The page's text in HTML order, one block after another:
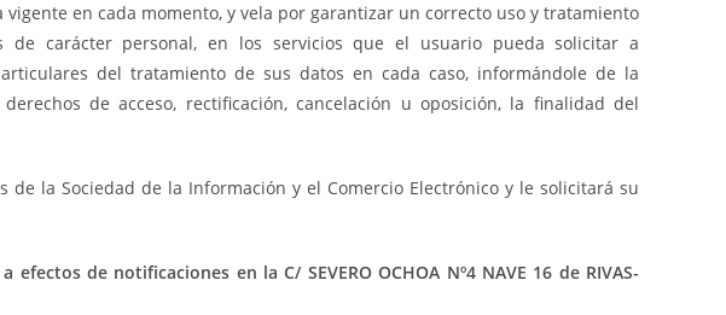
en cada momento, y vela por garantizar un correcto uso y tratamiento
carácter personal, en los servicios que el usuario pueda solicitar a
del tratamiento de sus datos en cada caso, informándole de la
de acceso, rectificación, cancelación u oposición, la finalidad del
de la Sociedad de la Información y el Comercio Electrónico y le solicitará su
de notificaciones en la C/ SEVERO OCHOA Nº4 NAVE 16 de RIVAS-